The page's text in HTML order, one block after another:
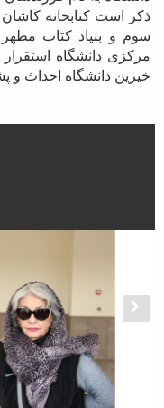
ذکر است کتابخانه
سوم و بنیاد کتاب
مرکزی دانشگاه
خیرین دانشگاه احداث و